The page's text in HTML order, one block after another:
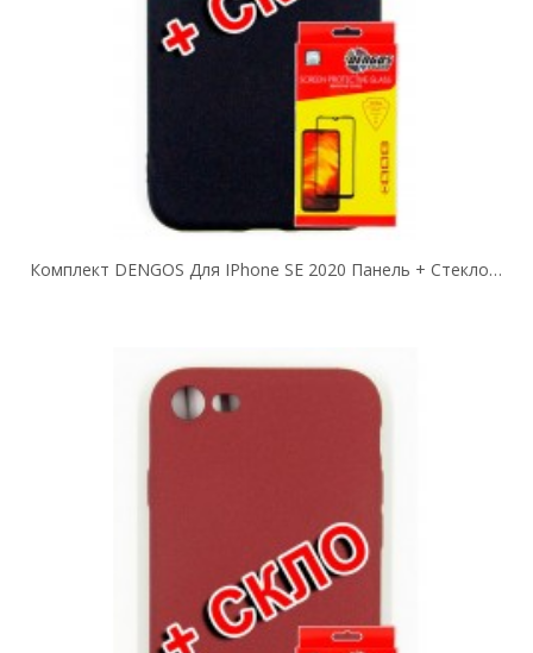
Комплект DENGOS Для IPhone SE 2020 Панель + Стекло Защитное (Black) (DG-KM-207)